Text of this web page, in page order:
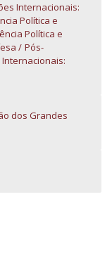
Internacionais:
Política e
Política e
Pós-
Internacionais:
dos Grandes